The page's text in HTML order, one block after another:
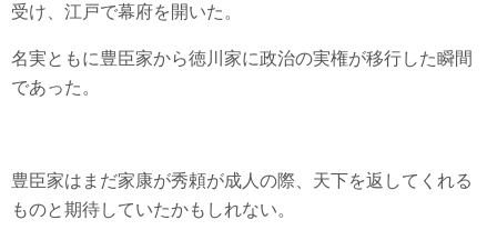
受け、江戸で幕府を開いた。
名実ともに豊臣家から徳川家に政治の実権が移行した瞬間
であった。
豊臣家はまだ家康が秀頼が成人の際、天下を返してくれる
ものと期待していたかもしれない。